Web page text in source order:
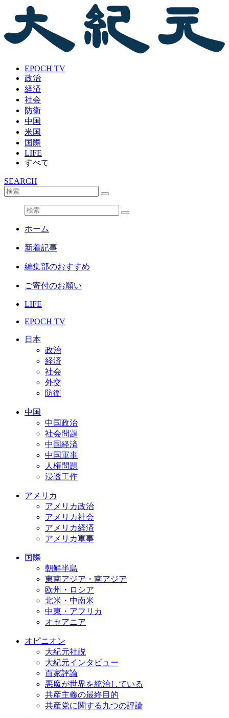
EPOCH TV
政治
経済
社会
防衛
中国
米国
国際
LIFE
すべて
SEARCH
ホーム
新着記事
編集部のおすすめ
ご寄付のお願い
LIFE
EPOCH TV
日本
政治
経済
社会
外交
防衛
中国
中国政治
社会問題
中国経済
中国軍事
人権問題
浸透工作
アメリカ
アメリカ政治
アメリカ社会
アメリカ経済
アメリカ軍事
国際
朝鮮半島
東南アジア・南アジア
欧州・ロシア
北米・中南米
中東・アフリカ
オセアニア
オピニオン
大紀元社説
大紀元インタビュー
百家評論
悪魔が世界を統治している
共産主義の最終目的
共産党に関する九つの評論